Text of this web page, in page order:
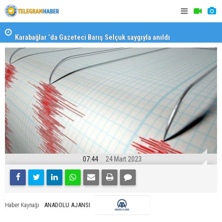
Karabağlar ‘da Gazeteci Barış Selçuk saygıyla anıldı
07:44 24 Mart 2023
Haber Kaynağı ANADOLU AJANSI